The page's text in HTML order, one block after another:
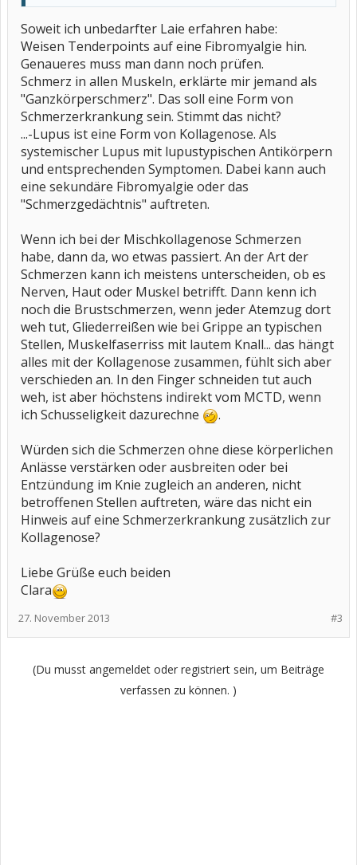
Soweit ich unbedarfter Laie erfahren habe:
Weisen Tenderpoints auf eine Fibromyalgie hin.
Genaueres muss man dann noch prüfen.
Schmerz in allen Muskeln, erklärte mir jemand als
"Ganzkörperschmerz". Das soll eine Form von
Schmerzerkrankung sein. Stimmt das nicht?
...-Lupus ist eine Form von Kollagenose. Als
systemischer Lupus mit lupustypischen Antikörpern
und entsprechenden Symptomen. Dabei kann auch
eine sekundäre Fibromyalgie oder das
"Schmerzgedächtnis" auftreten.
Wenn ich bei der Mischkollagenose Schmerzen
habe, dann da, wo etwas passiert. An der Art der
Schmerzen kann ich meistens unterscheiden, ob es
Nerven, Haut oder Muskel betrifft. Dann kenn ich
noch die Brustschmerzen, wenn jeder Atemzug dort
weh tut, Gliederreißen wie bei Grippe an typischen
Stellen, Muskelfaserriss mit lautem Knall... das hängt
alles mit der Kollagenose zusammen, fühlt sich aber
verschieden an. In den Finger schneiden tut auch
weh, ist aber höchstens indirekt vom MCTD, wenn
ich Schusseligkeit dazurechne
.
Würden sich die Schmerzen ohne diese körperlichen
Anlässe verstärken oder ausbreiten oder bei
Entzündung im Knie zugleich an anderen, nicht
betroffenen Stellen auftreten, wäre das nicht ein
Hinweis auf eine Schmerzerkrankung zusätzlich zur
Kollagenose?
Liebe Grüße euch beiden
Clara
#3
27. November 2013
(Du musst angemeldet oder registriert sein, um Beiträge
verfassen zu können. )